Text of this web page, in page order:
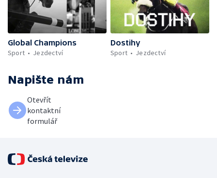
Global Champions
Sport
Jezdectví
Dostihy
Sport
Jezdectví
Napište nám
Otevřít
kontaktní
formulář